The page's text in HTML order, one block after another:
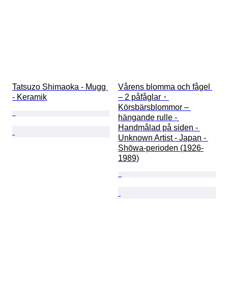
Tatsuzo Shimaoka - Mugg
- Keramik
Vårens blomma och fågel
– 2 påfåglar・
Körsbärsblommor –
hängande rulle -
Handmålad på siden -
Unknown Artist - Japan -
Shōwa-perioden (1926-
1989)